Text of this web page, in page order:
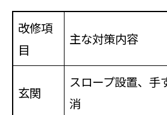
改修項
目
主な対策内容
玄関
スロープ設置、手
消